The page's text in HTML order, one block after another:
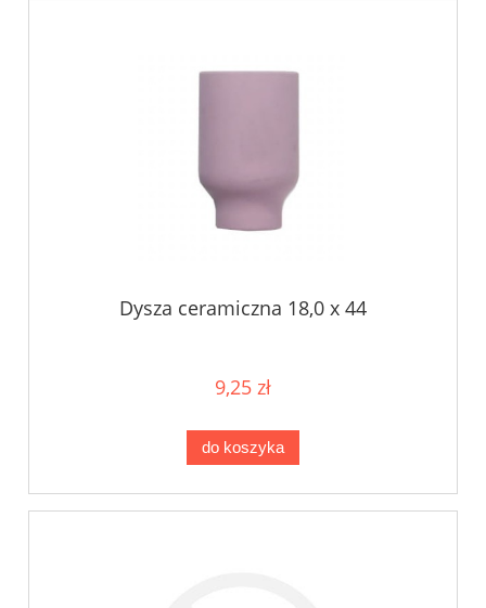
Dysza ceramiczna 18,0 x 44
9,25 zł
do koszyka